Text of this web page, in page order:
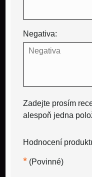
Negativa:
Zadejte prosím
alespoň jedna
Hodnocení
* (Povinné)